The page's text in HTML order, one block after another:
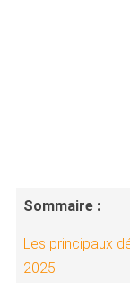
Sommaire :
Les principaux
2025